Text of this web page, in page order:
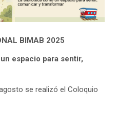
BIMAB 2025
espacio para sentir,
se realizó el Coloquio